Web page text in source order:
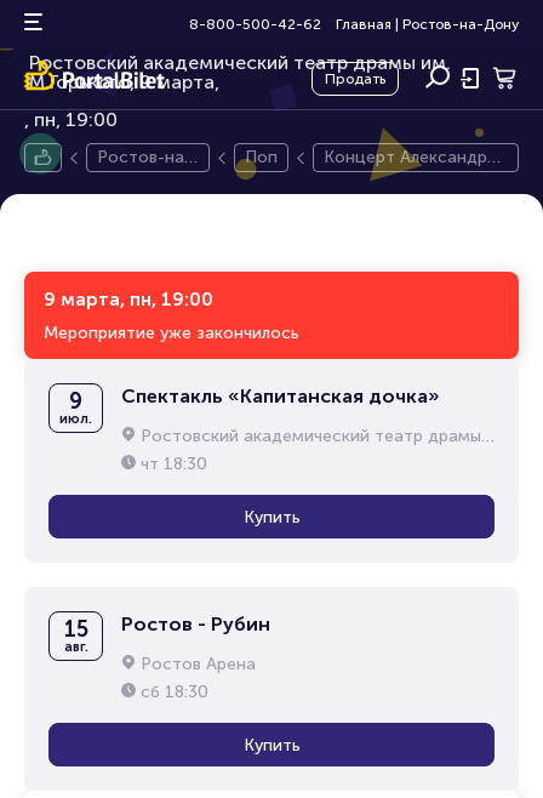
8-800-500-42-62 Главная Ростов-на-Дону
Продать
Концерт Александра Серова
Ростовский академический театр драмы им.
М.Горького, 9 марта,
16+
пн, 19:00
Ростов-на-
Поп
Концерт Александра
Серова
9 марта, пн, 19:00
Мероприятие уже закончилось
9
июл.
Спектакль «Капитанская дочка»
Ростовский академический театр драмы им. М.Горького
чт 18:30
Купить
15
авг.
Ростов - Рубин
Ростов Арена
сб 18:30
Купить